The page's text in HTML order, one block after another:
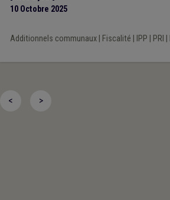
10 Octobre 2025
Additionnels communaux| Fiscalité IPP PRI
< >